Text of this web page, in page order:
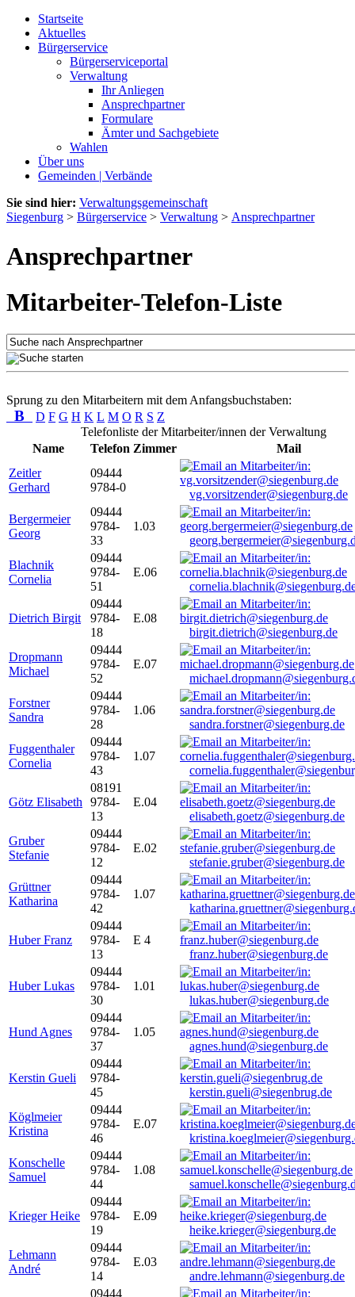
Startseite
Aktuelles
Bürgerservice
Bürgerserviceportal
Verwaltung
Ihr Anliegen
Ansprechpartner
Formulare
Ämter und Sachgebiete
Wahlen
Über uns
Gemeinden | Verbände
Sie sind hier: Verwaltungsgemeinschaft
Siegenburg > Bürgerservice > Verwaltung > Ansprechpartner
Ansprechpartner
Mitarbeiter-Telefon-Liste
Sprung zu den Mitarbeitern mit dem Anfangsbuchstaben:
B D F G H K L M O R S Z
Telefonliste der Mitarbeiter/innen der Verwaltung
Name
Telefon Zimmer
Mail
Zeitler
Gerhard
09444
9784-0
vg.vorsitzender@siegenburg.de
Bergermeier
Georg
09444
9784-
33
1.03
Blachnik
Cornelia
09444
9784-
51
E.06
Dietrich Birgit
09444
9784-
18
E.08
birgit.dietrich@siegenburg.de
Dropmann
Michael
09444
9784-
52
E.07
Forstner
Sandra
09444
9784-
28
1.06
sandra.forstner@siegenburg.de
Fuggenthaler
Cornelia
09444
9784-
43
1.07
Götz Elisabeth
08191
9784-
13
E.04
elisabeth.goetz@siegenburg.de
Gruber
Stefanie
09444
9784-
12
E.02
stefanie.gruber@siegenburg.de
Grüttner
Katharina
09444
9784-
42
1.07
Huber Franz
09444
9784-
13
E 4
franz.huber@siegenburg.de
Huber Lukas
09444
9784-
30
1.01
lukas.huber@siegenburg.de
Hund Agnes
09444
9784-
37
1.05
agnes.hund@siegenburg.de
Kerstin Gueli
09444
9784-
45
kerstin.gueli@siegenbrug.de
Köglmeier
Kristina
09444
9784-
46
E.07
Konschelle
Samuel
09444
9784-
44
1.08
Krieger Heike
09444
9784-
19
E.09
heike.krieger@siegenburg.de
Lehmann
André
09444
9784-
14
E.03
andre.lehmann@siegenburg.de
09444